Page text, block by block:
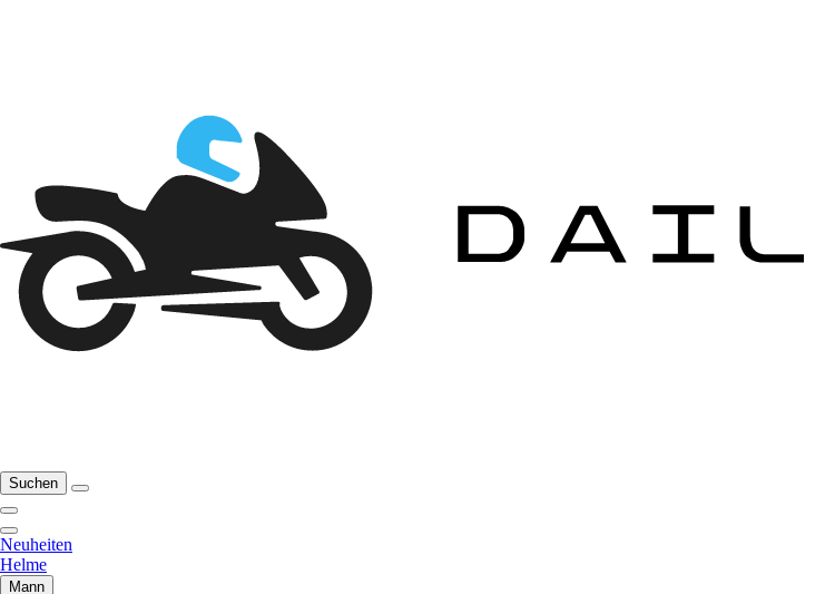
Suchen
Neuheiten
Helme
Mann